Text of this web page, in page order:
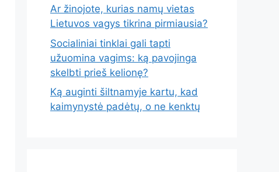
Ar žinojote, kurias namų vietas
Lietuvos vagys tikrina pirmiausia?
Socialiniai tinklai gali tapti
užuomina vagims: ką pavojinga
skelbti prieš kelionę?
Ką auginti šiltnamyje kartu, kad
kaimynystė padėtų, o ne kenktų